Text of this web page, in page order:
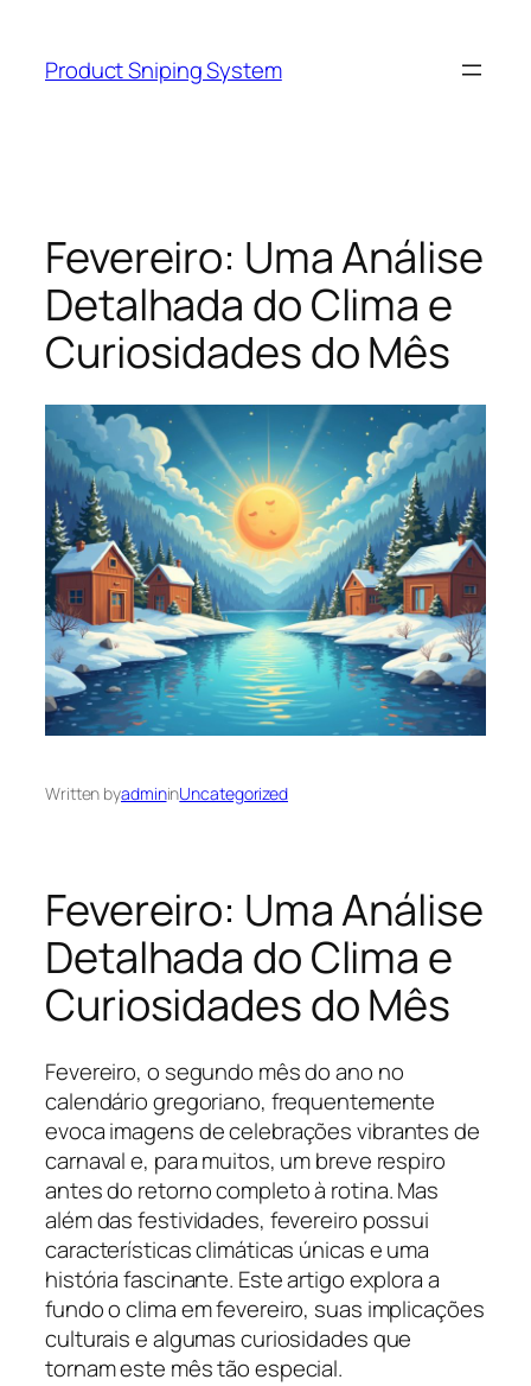
content
Product Sniping System
Fevereiro: Uma Análise
Detalhada do Clima e
Curiosidades do Mês
Written byadmininUncategorized
Fevereiro: Uma Análise
Detalhada do Clima e
Curiosidades do Mês
Fevereiro, o segundo mês do ano no
calendário gregoriano, frequentemente
evoca imagens de celebrações vibrantes de
carnaval e, para muitos, um breve respiro
antes do retorno completo à rotina. Mas
além das festividades, fevereiro possui
características climáticas únicas e uma
história fascinante. Este artigo explora a
fundo o clima em fevereiro, suas implicações
culturais e algumas curiosidades que
tornam este mês tão especial.